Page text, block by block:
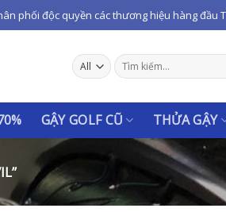
phối độc quyền các thương hiệu hàng đầu
Tìm
kiếm:
GẬY GOLF CŨ THỬA GẬY